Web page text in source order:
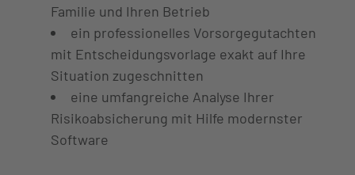
Familie und Ihren Betrieb
ein professionelles Vorsorgegutachten
mit Entscheidungsvorlage exakt auf Ihre
Situation zugeschnitten
eine umfangreiche Analyse Ihrer
Risikoabsicherung mit Hilfe modernster
Software